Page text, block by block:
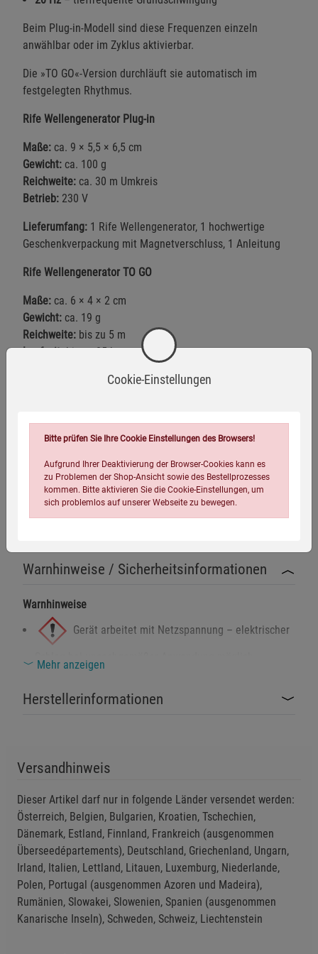
Beim Plug-in-Modell sind diese Frequenzen einzeln
anwählbar oder im Zyklus aktivierbar.
Die »TO GO«-Version durchläuft sie automatisch im
festgelegten Rhythmus.
Rife Wellengenerator Plug-in
Maße: ca. 9 × 5,5 × 6,5 cm
Gewicht: ca. 100 g
Reichweite: ca. 30 m Umkreis
Betrieb: 230 V
Lieferumfang: 1 Rife Wellengenerator, 1 hochwertige
Geschenkverpackung mit Magnetverschluss, 1 Anleitung
Rife Wellengenerator TO GO
Maße: ca. 6 × 4 × 2 cm
Gewicht: ca. 19 g
Reichweite: bis zu 5 m
Laufzeit:bis zu 85 h
Hinweis:Im Lieferumfang ist jeweils nur die ausgewählte
Ausführung enthalten.
Warnhinweise / Sicherheitsinformationen
Warnhinweise
Gerät arbeitet mit Netzspannung – elektrischer
Nicht für Kinder geeignet – Stromversorgung
Ionen-Akku (nur TO GO-Version) – nicht ins Feuer werfen
oder erhitzen.
Gerät niemals öffnen, verändern oder
eigenständig reparieren – Lebensgefahr durch
Stromschlag oder Kurzschluss.
Nur mit vom Hersteller empfohlenem Ladegerät
aufladen (nur TO GO-Version) – Brand- und
Mehr anzeigen
Herstellerinformationen
Versandhinweis
Dieser Artikel darf nur in folgende Länder versendet werden:
Österreich, Belgien, Bulgarien, Kroatien, Tschechien,
Dänemark, Estland, Finnland, Frankreich (ausgenommen
Überseedépartements), Deutschland, Griechenland, Ungarn,
Irland, Italien, Lettland, Litauen, Luxemburg, Niederlande,
Polen, Portugal (ausgenommen Azoren und Madeira),
Rumänien, Slowakei, Slowenien, Spanien (ausgenommen
Kanarische Inseln), Schweden, Schweiz, Liechtenstein
Cookie-Einstellungen
Bitte prüfen Sie Ihre Cookie Einstellungen des Browsers!
Aufgrund Ihrer Deaktivierung der Browser-Cookies kann es
zu Problemen der Shop-Ansicht sowie des Bestellprozesses
kommen. Bitte aktivieren Sie die Cookie-Einstellungen, um
sich problemlos auf unserer Webseite zu bewegen.
Einstellungen speichern für die GruppeEinstellungen speichern für die Gruppe
Zurück Einstellungen speichern für die Gruppe
Einwilligung nicht erteilen
Funktionale Cookies (1) Funktionale
Beschreibung Funktionale Cookies
Cookie-Informationen anzeigen
Statistik Cookies (2) Statistik Cookies
Beschreibung Statistik Cookies